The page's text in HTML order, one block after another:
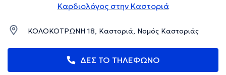
Καρδιολόγος στην Καστοριά
ΚΟΛΟΚΟΤΡΩΝΗ 18, Καστοριά, Νομός Καστοριάς
ΔΕΣ ΤΟ ΤΗΛΕΦΩΝΟ